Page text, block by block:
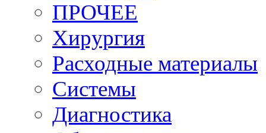
ПРОЧЕЕ
Хирургия
Расходные материалы
Системы
Диагностика